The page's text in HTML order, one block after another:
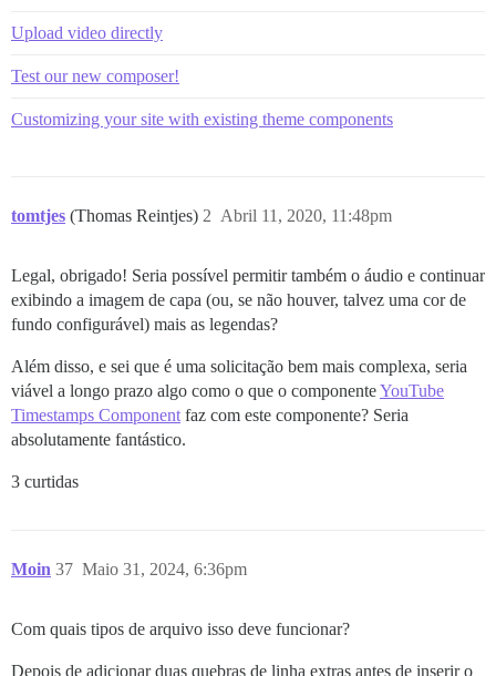
Upload video directly
Test our new composer!
Customizing your site with existing theme components
tomtjes (Thomas Reintjes) Abril 11, 2020, 11:48pm
2
Legal, obrigado! Seria possível permitir também o áudio e continuar
exibindo a imagem de capa (ou, se não houver, talvez uma cor de
fundo configurável) mais as legendas?
Além disso, e sei que é uma solicitação bem mais complexa, seria
viável a longo prazo algo como o que o componenteYouTube
Timestamps Component faz com este componente? Seria
absolutamente fantástico.
3 curtidas
Moin Maio 31, 2024, 6:36pm
37
Com quais tipos de arquivo isso deve funcionar?
Depois de adicionar duas quebras de linha extras antes de inserir o